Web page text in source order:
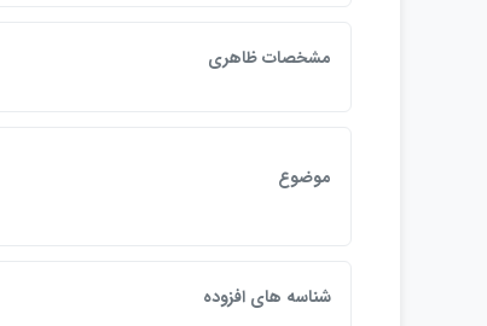
مشخصات ظاهري
موضوع
شناسه هاي افزوده